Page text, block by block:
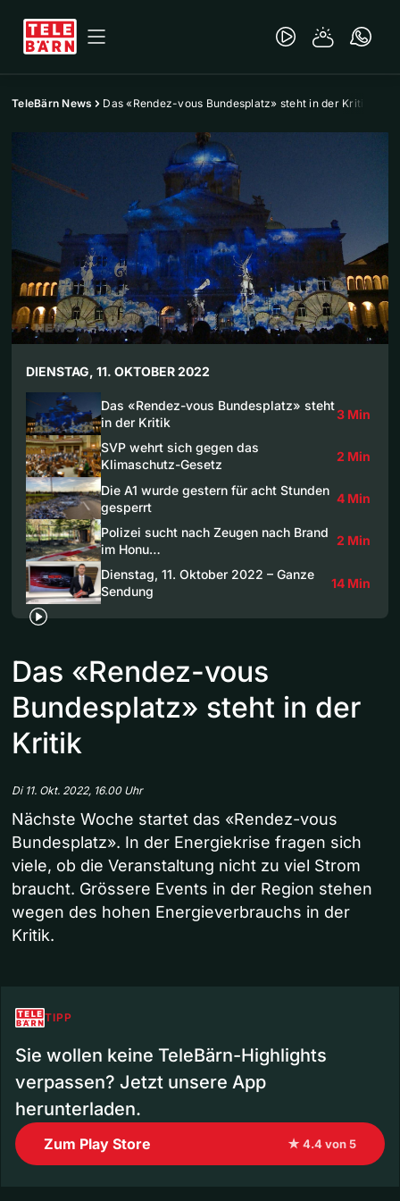
TeleBärn News Das «Rendez-vous Bundesplatz» steht in der Kritik
DIENSTAG, 11. OKTOBER 2022
Das «Rendez-vous Bundesplatz» steht
in der Kritik
3 Min
SVP wehrt sich gegen das
Klimaschutz-Gesetz
2 Min
Die A1 wurde gestern für acht Stunden
gesperrt
4 Min
Polizei sucht nach Zeugen nach Brand
im Honu…
2 Min
Dienstag, 11. Oktober 2022 – Ganze
Sendung
14 Min
Das «Rendez-vous
Bundesplatz» steht in der
Kritik
Di 11. Okt. 2022, 16.00 Uhr
Nächste Woche startet das «Rendez-vous
Bundesplatz». In der Energiekrise fragen sich
viele, ob die Veranstaltung nicht zu viel Strom
braucht. Grössere Events in der Region stehen
wegen des hohen Energieverbrauchs in der
Kritik.
TIPP
Sie wollen keine TeleBärn-Highlights
verpassen? Jetzt unsere App
herunterladen.
Zum Play Store ★ 4.4 von 5